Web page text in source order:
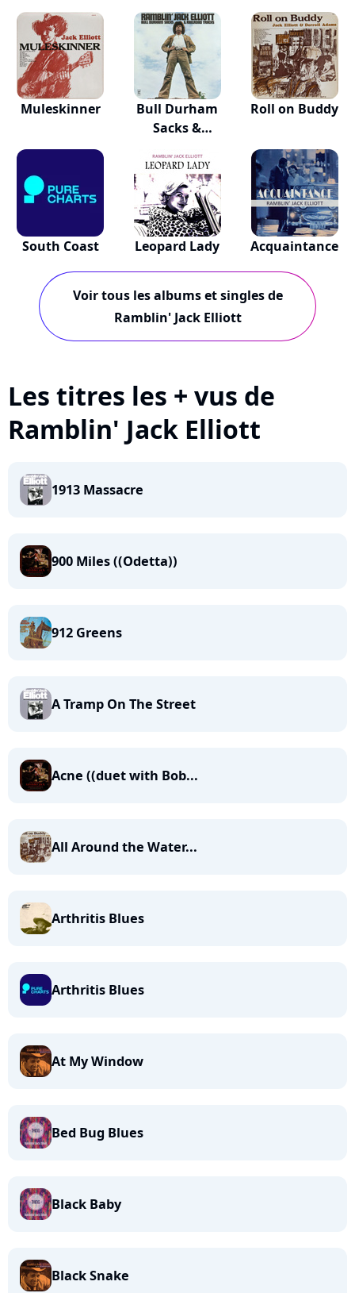
Muleskinner
Bull Durham
Sacks &
Roll on Buddy
South Coast Leopard Lady Acquaintance
Voir tous les albums et singles de
Ramblin' Jack Elliott
Les titres les + vus de
Ramblin' Jack Elliott
1913 Massacre
900 Miles ((Odetta))
912 Greens
A Tramp On The Street
Acne ((duet with Bob...
All Around the Water...
Arthritis Blues
Arthritis Blues
At My Window
Bed Bug Blues
Black Baby
Black Snake